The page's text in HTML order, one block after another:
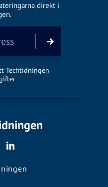
direkt i
Techtidningen